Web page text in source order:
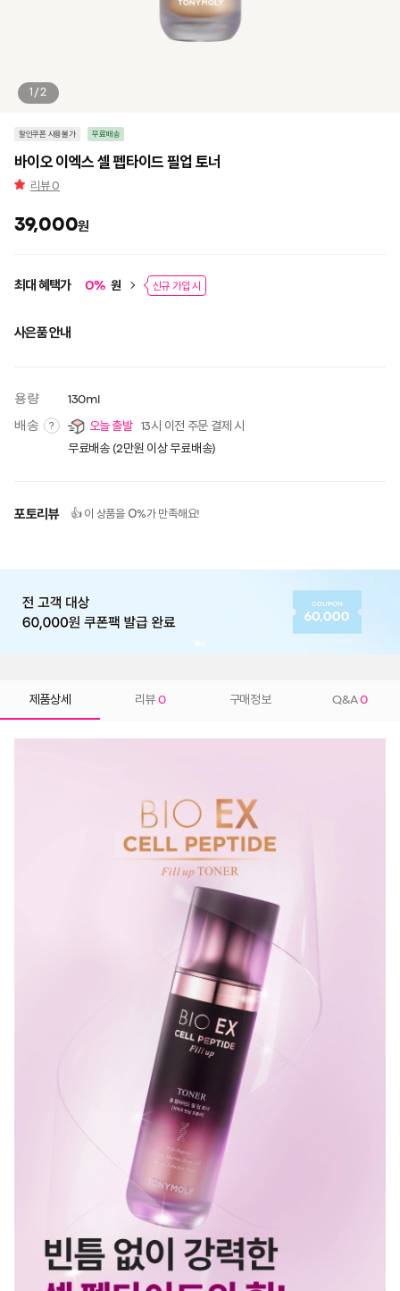
1/2
할인쿠폰 사용불가 무료배송
바이오 이엑스 셀 펩타이드 필업 토너
리뷰0
39,000원
최대 혜택가 0% 원 신규 가입 시
사은품 안내
용량 130ml
배송 ? 오늘 출발 13시 이전 주문 결제 시
무료배송 (2만원 이상 무료배송)
포토리뷰 👍 이 상품을 0%가 만족해요!
제품상세 리뷰 0 구매정보 Q&A0